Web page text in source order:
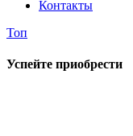
Контакты
Топ
Успейте приобрести